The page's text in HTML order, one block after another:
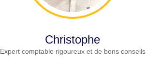
Christophe
Expert comptable rigoureux et de bons conseils